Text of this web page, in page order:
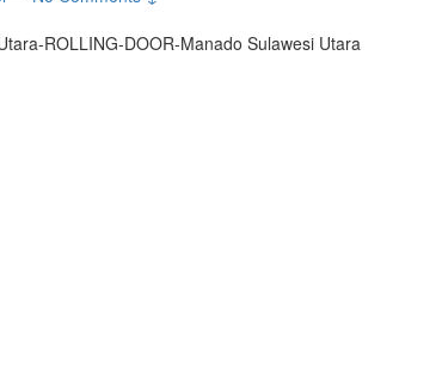
ROLLING-DOOR-Manado Sulawesi Utara